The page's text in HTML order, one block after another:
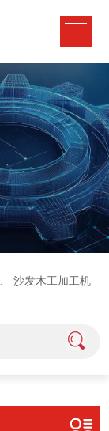
、沙发木工加工机